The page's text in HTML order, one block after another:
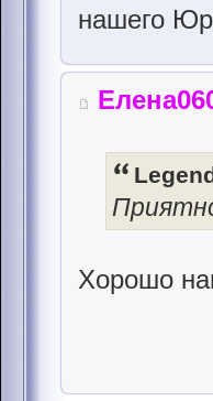
нашего
Хорошо